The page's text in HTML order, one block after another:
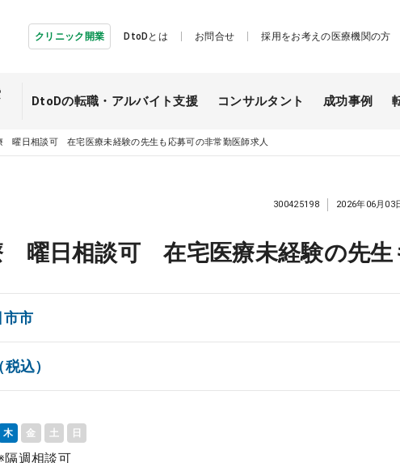
クリニック開業 DtoDとは お問合せ 採用をお考えの医療機関の方
DtoDの転職・ アルバイト支援 コンサルタント 成功事例
曜日相談可 在宅医療未経験の先生も応募可の非常勤医師求人
曜日相談可 在宅医療未経験の先生
300425198 2026年06月03
市市
込）
木 金 土 日
週相談可